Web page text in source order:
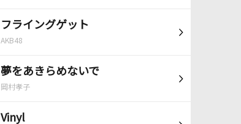
フライングゲット
AKB48
夢をあきらめないで
岡村孝子
Vinyl